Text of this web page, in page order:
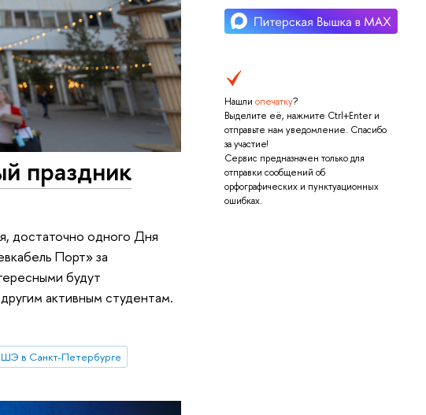
Нашли опечатку?
Выделите её, нажмите Ctrl+Enter и
отправьте нам уведомление. Спасибо
за участие!
Сервис предназначен только для
отправки сообщений об
орфографических и пунктуационных
ошибках.
праздник
достаточно одного Дня
Порт» за
будут
активным студентам.
в Санкт-Петербурге